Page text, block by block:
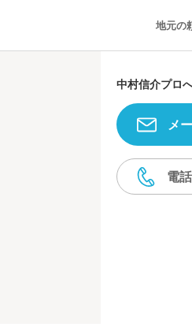
地元の
中村信介プロ
メ
電